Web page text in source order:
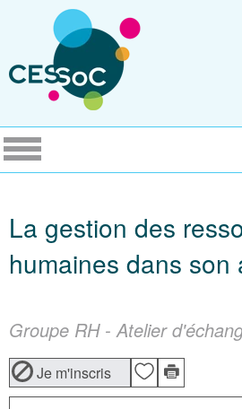
La gestion des
humaines dans son
Groupe RH - Atelier
Je m'inscris